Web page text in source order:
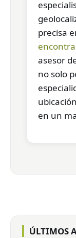
precisa
asesor
no solo
en un
ÚLTIMOS